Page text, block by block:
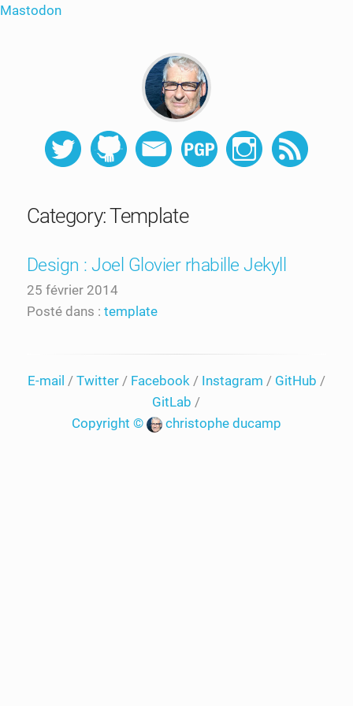
Mastodon
Category: Template
Design : Joel Glovier rhabille Jekyll
25 février 2014
Posté dans : template
E-mail / Twitter/ Facebook/ Instagram / GitHub /
GitLab /
Copyright ©
christophe ducamp